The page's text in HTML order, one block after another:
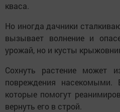
кваса.
Но иногда дачники
вызывает волнение и
урожай, но и кусты
Сохнуть растение может
повреждения насекомыми.
которые помогут
вернуть его в строй.